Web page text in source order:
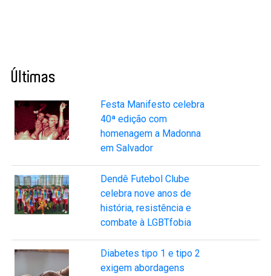
Últimas
Festa Manifesto celebra
40ª edição com
homenagem a Madonna
em Salvador
Dendê Futebol Clube
celebra nove anos de
história, resistência e
combate à LGBTfobia
Diabetes tipo 1 e tipo 2
exigem abordagens